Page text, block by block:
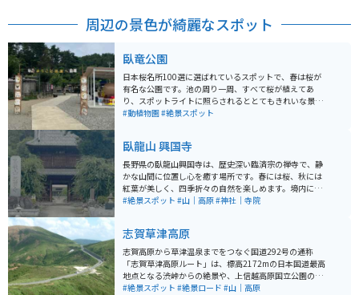
周辺の景色が綺麗なスポット
臥竜公園
日本桜名所100選に選ばれているスポットで、春は桜が
有名な公園です。池の周り一周、すべて桜が植えてあ
り、スポットライトに照らされるととてもきれいな景色
が見られます。また、動物園が隣にあり、昔有名だった
#動植物園#絶景スポット
臥龍山 興国寺
長野県の臥龍山興国寺は、歴史深い臨済宗の禅寺で、静
かな山間に位置し心を癒す場所です。春には桜、秋には
紅葉が美しく、四季折々の自然を楽しめます。境内には
国重要文化財の本堂や鐘楼があり、歴史好きや写真愛好
す。駐車場も完備されているため安心です。近隣には温
泉地もあり、ツーリング後の疲れを癒すのに最適。歴史
と自然、快適なアクセスを兼ね備えた穴場スポットとし
ておすすめします。
#絶景スポット #山｜高原#神社｜寺院
志賀草津高原
志賀高原から草津温泉までをつなぐ国道292号の通称
「志賀草津高原ルート」は、標高2172mの日本国道最高
地点となる渋峠からの絶景や、上信越高原国立公園の雄
大な自然を感じることのできる全長約40km程にワイン
#絶景スポット #絶景ロード #山｜高原